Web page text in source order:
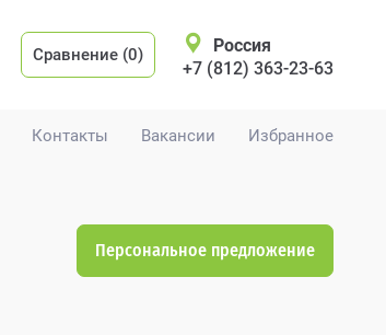
Контакты Вакансии Избранное
Сравнение (0)
Россия
+7 (812) 363-23-63
Персональное предложение